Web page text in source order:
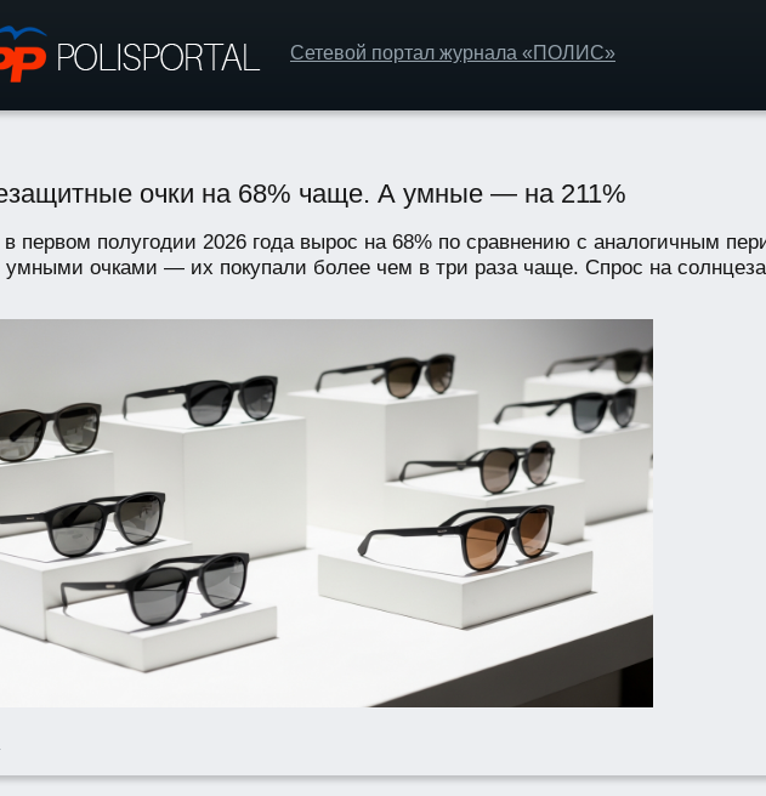
Сетевой портал журнала «ПОЛИС»
очки на 68% чаще. А умные — на 211%
первом полугодии 2026 года вырос на 68% по сравнению с аналогичным
очками — их покупали более чем в три раза чаще. Спрос на